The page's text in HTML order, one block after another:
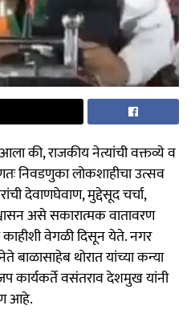
की, राजकीय नेत्यांची वक्तव्ये व
निवडणुका लोकशाहीचा उत्सव
देवाणघेवाण, मुद्देसूद चर्चा,
असे सकारात्मक वातावरण
काहीशी वेगळी दिसून येते. नगर
बाळासाहेब थोरात यांच्या कन्या
कार्यकर्ते वसंतराव देशमुख यांनी
आहे.